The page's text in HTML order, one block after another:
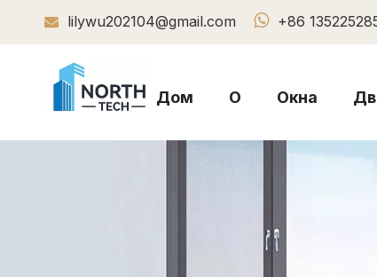
 lilywu202104@gmail.com  +86
Дом О Окна